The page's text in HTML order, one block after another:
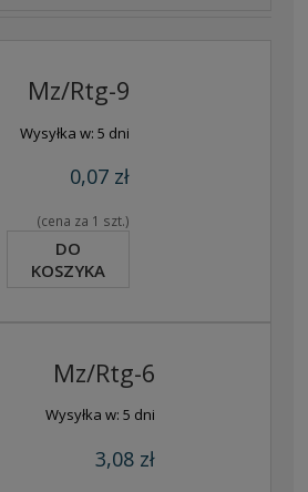
Mz/Rtg-9
Wysyłka w: 5 dni
0,07 zł
(cena za 1 szt.)
DO
KOSZYKA
Mz/Rtg-6
Wysyłka w: 5 dni
3,08 zł